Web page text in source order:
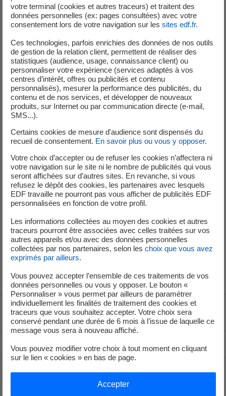
supérieur à 13,7 milliards d’euros et un ratio EFN/EBITDA
inférieur ou égal à 2,5x.
(1)A taux de change 2016
Analystes et Investisseurs
Service de Presse
+33 (1) 40 42 46 37
service-de-presse@edf.fr
Voir le fil d'ariane
Haut de page
Groupe
votre terminal (cookies et autres traceurs) et traitent des
données personnelles (ex: pages consultées) avec votre
consentement lors de votre navigation sur les sites edf.fr.
Ces technologies, parfois enrichies des données de nos outils
de gestion de la relation client, permettent de réaliser des
statistiques (audience, usage, connaissance client) ou
personnaliser votre expérience (services adaptés à vos
centres d’intérêt, offres ou publicités et contenu
personnalisés), mesurer la performance des publicités, du
contenu et de nos services, et développer de nouveaux
produits, sur Internet ou par communication directe (e-mail,
SMS...).
Certains cookies de mesure d'audience sont dispensés du
recueil de consentement. En savoir plus ou vous y opposer.
Votre choix d’accepter ou de refuser les cookies n’affectera ni
votre navigation sur le site ni le nombre de publicités qui vous
seront affichées sur d’autres sites. En revanche, si vous
refusez le dépôt des cookies, les partenaires avec lesquels
EDF travaille ne pourront pas vous afficher de publicités EDF
personnalisées en fonction de votre profil.
Les informations collectées au moyen des cookies et autres
traceurs pourront être associées avec celles traitées sur vos
autres appareils et/ou avec des données personnelles
collectées par nos partenaires, selon les choix que vous avez
exprimés par ailleurs.
Vous pouvez accepter l’ensemble de ces traitements de vos
données personnelles ou vous y opposer. Le bouton «
Personnaliser » vous permet par ailleurs de paramétrer
individuellement les finalités de traitement des cookies et
traceurs que vous souhaitez accepter. Votre choix sera
conservé pendant une durée de 6 mois à l’issue de laquelle ce
message vous sera à nouveau affiché.
Vous pouvez modifier votre choix à tout moment en cliquant
sur le lien « cookies » en bas de page.
Accepter